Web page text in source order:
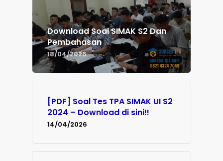
Download Soal SIMAK S2 Dan
Pembahasan
18/04/2026
[PDF] Soal Tes TPA SIMAK UI S2
2024 – Download di sini!!
14/04/2026